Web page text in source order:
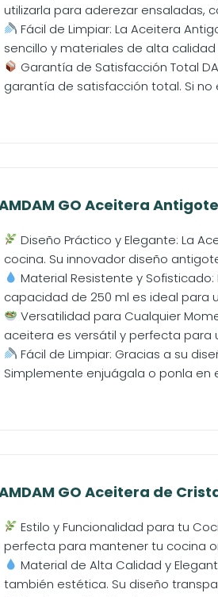
utilizarla para aderezar ensaladas,
Fácil de Limpiar: La Aceitera
sencillo y materiales de alta
Garantía de Satisfacción Total
garantía de satisfacción total. Si
GO Aceitera
Diseño Práctico y Elegante: La
cocina. Su innovador diseño
Material Resistente y
capacidad de 250 ml es ideal para
Versatilidad para Cualquier
aceitera es versátil y perfecta para
Fácil de Limpiar: Gracias a su
Simplemente enjuágala o ponla en
GO Aceitera de
Estilo y Funcionalidad para tu
perfecta para mantener tu cocina
Material de Alta Calidad y
también estética. Su diseño